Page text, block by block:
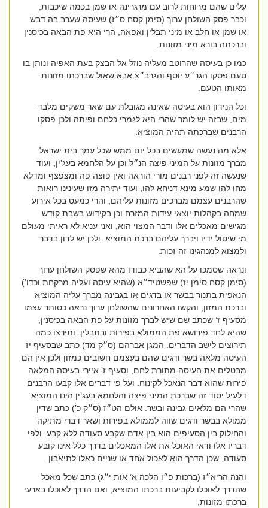
עלים שהם מרוחות לרוב עם מרגרינה או שמן בכמה שיכבות,
וכבר פסק השולחן ערוך (סימן קסח ס״ז) שעיסה שערב בה דבש
או שמן או חלב או מיני תבלין ואפאה, הרי היא פת הבאה בכיסנין
וברכתה בורא מיני מזונות.
כמו כן בעיסה שהרוטב מעליה נוזל אל הבצק בעת האפיה ונותן בו
טעם פסקו הגר״ע יוסף והגרב״צ אבא שאול שברכתו מזונות
מאותו הטעם.
וכל הנידון הוא בעיסה שאינה מגובלת עם שאר משקים מלבד
מים, שבזה יש לומר שהרי היא לגמרי כלחם ופיתה ולכן פסקו
הרבנים שברכתה תהיה המוציא.
אלא מה נעשה שמעשים בכל יום ממש שכל עמך בית ישראל
מברך מזונות על המיני פיצה הנ״ל וכן על הלחמא בעג’ין, ועוד
שנעשה זה לפני רבנים מורי הוראה ואין פוצה פה ומצפצף ומדלא
מחו להו שמע מינא דניחא להו, ועוד יתירה מזו שעינינו רואות
שהרבנים עצמם מברכים מזונות עליהם, והרי כמעט בכל אירוע
שמחה בקהלות יוצאי עידות המזרח וכן בקידוש בשבת קודש
מגישים מאכלים אלו ודבר המצוי הוא, ואני עניא לא ראיתי מעולם
מי שיטול ידיו ויברך עליהם ברכת המוציא. ולכן יש לדון בדבר
ולמצוא למנהגינו זה זכות.
ונראה שסמכו על הא שהביא כבודו מהא שפסק השולחן ערוך
(סימן קסח סימן יז) שפשטיד״א (שהיא עיסה ועליה מרקחת וכדו’)
הנאפית בתנור בבשר או בדגים או בגבינה מברך עליה המוציא
וברכת המזון, והקשו האחרונים שהשולחן ערוך נראה כסותר עצמו
מסעיף ז’ שכתב שם שיש לברך מזונות על פת הבאה בכיסנין,
שהיא לחד פירושא פת הממולא בפירות ובתבלין. ותירצו כמה
תירוצים לישב הדברים. המגן אברהם (ס״ק מד) כתב שבסעיף יז
העיסה מלאה בשר ודגים שהם בעצמם חשובים כמזון ולכן אין הם
מבטלים את העיסה מתורת לחם, וסעיף ז’ איירי בעיסה המלאה
פירות שהוא דבר הנאכל לקינוח. ועל פי דברים אלו קבעו הרבנים
דלעיל יסוד זה שברכת המיני פיצה והלחמא בעג’ין הינו המוציא
שהרי הם מלאים גבינה ובשר. אולם הט״ז (ס״ק כ’) כתב שדין
ממולא בבשר ודגים שווה לממולא בפירות ושאר דברי מתיקה
והחילוק בין הסעיפים הוא בין אדם שקבע סעודה ללא קבע. ולפי
דבריו אלו ודאי האוכל את אלו המאכלים בדרך כלל אינו קובע
סעודה, שכן הדרך הוא לאכול אחד או שניים כאלו לתיאבון.
והנה הריא״ז (ברכות פ״ו הלכה א’ אות י״ג) כתב שכל מאכל
שהדרך לאוכלו לקביעות ברכתו המוציא, ואם הדרך לאוכלו בארעי
ברכתו מזונות,